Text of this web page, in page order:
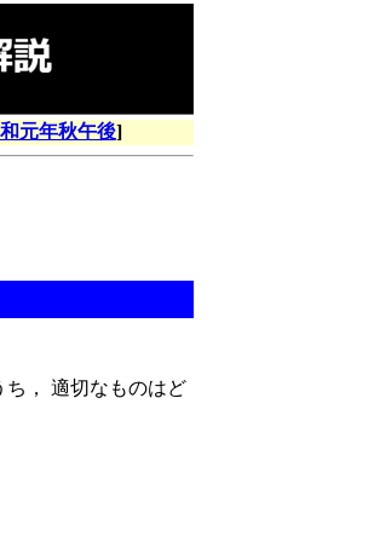
元年秋午後]
， 適切なものはど